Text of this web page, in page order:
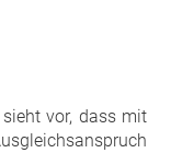
vor, dass mit